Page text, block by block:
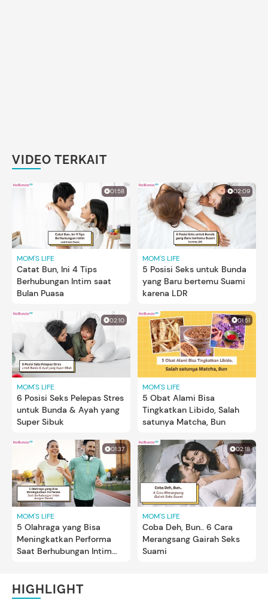
VIDEO TERKAIT
01:58
MOM'S LIFE
Catat Bun, Ini 4 Tips
Berhubungan Intim saat
Bulan Puasa
02:09
MOM'S LIFE
5 Posisi Seks untuk Bunda
yang Baru bertemu Suami
karena LDR
02:10
MOM'S LIFE
6 Posisi Seks Pelepas Stres
untuk Bunda & Ayah yang
Super Sibuk
01:51
MOM'S LIFE
5 Obat Alami Bisa
Tingkatkan Libido, Salah
satunya Matcha, Bun
01:37
MOM'S LIFE
5 Olahraga yang Bisa
Meningkatkan Performa
Saat Berhubungan Intim
02:18
MOM'S LIFE
Coba Deh, Bun.. 6 Cara
Merangsang Gairah Seks
Suami
HIGHLIGHT